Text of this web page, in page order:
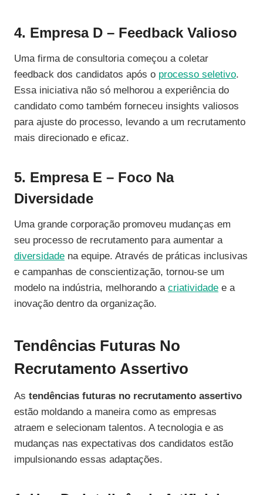
4. Empresa D – Feedback Valioso
Uma firma de consultoria começou a coletar
feedback dos candidatos após o processo seletivo.
Essa iniciativa não só melhorou a experiência do
candidato como também forneceu insights valiosos
para ajuste do processo, levando a um recrutamento
mais direcionado e eficaz.
5. Empresa E – Foco Na
Diversidade
Uma grande corporação promoveu mudanças em
seu processo de recrutamento para aumentar a
diversidade na equipe. Através de práticas inclusivas
e campanhas de conscientização, tornou-se um
modelo na indústria, melhorando a criatividade e a
inovação dentro da organização.
Tendências Futuras No
Recrutamento Assertivo
As tendências futuras no recrutamento assertivo
estão moldando a maneira como as empresas
atraem e selecionam talentos. A tecnologia e as
mudanças nas expectativas dos candidatos estão
impulsionando essas adaptações.